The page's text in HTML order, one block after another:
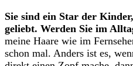
Sie sind ein Star der
geliebt. Werden Sie im
meine Haare wie im
schon mal. Anders ist es,